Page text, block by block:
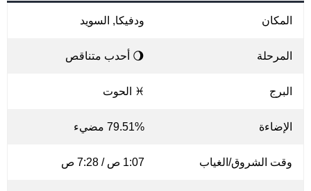
المكان ودفيكا, السويد
المرحلة 🌖 أحدب متناقص
البرج ♓ الحوت
الإضاءة 79.51% مضيء
وقت الشروق/الغياب 1:07 ص / 7:28 ص